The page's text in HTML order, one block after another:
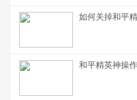
如何关掉和平
和平精英神操